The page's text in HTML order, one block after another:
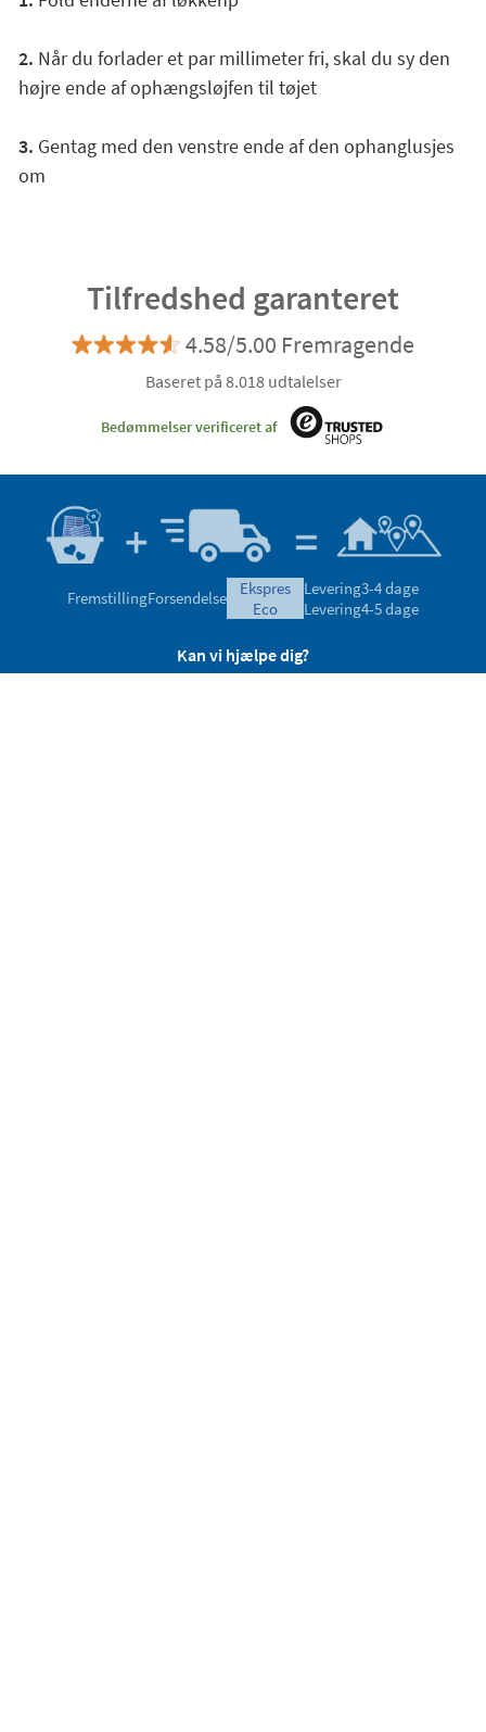
2. Når du forlader et par millimeter fri, skal du sy den
højre ende af ophængsløjfen til tøjet
3. Gentag med den venstre ende af den ophanglusjes
om
Tilfredshed garanteret
4.58/5.00 Fremragende
Baseret på 8.018 udtalelser
Bedømmelser verificeret af
FremstillingForsendelse
ekspres
eco
Levering3-4 dage
Levering4-5 dage
Kan vi hjælpe dig?